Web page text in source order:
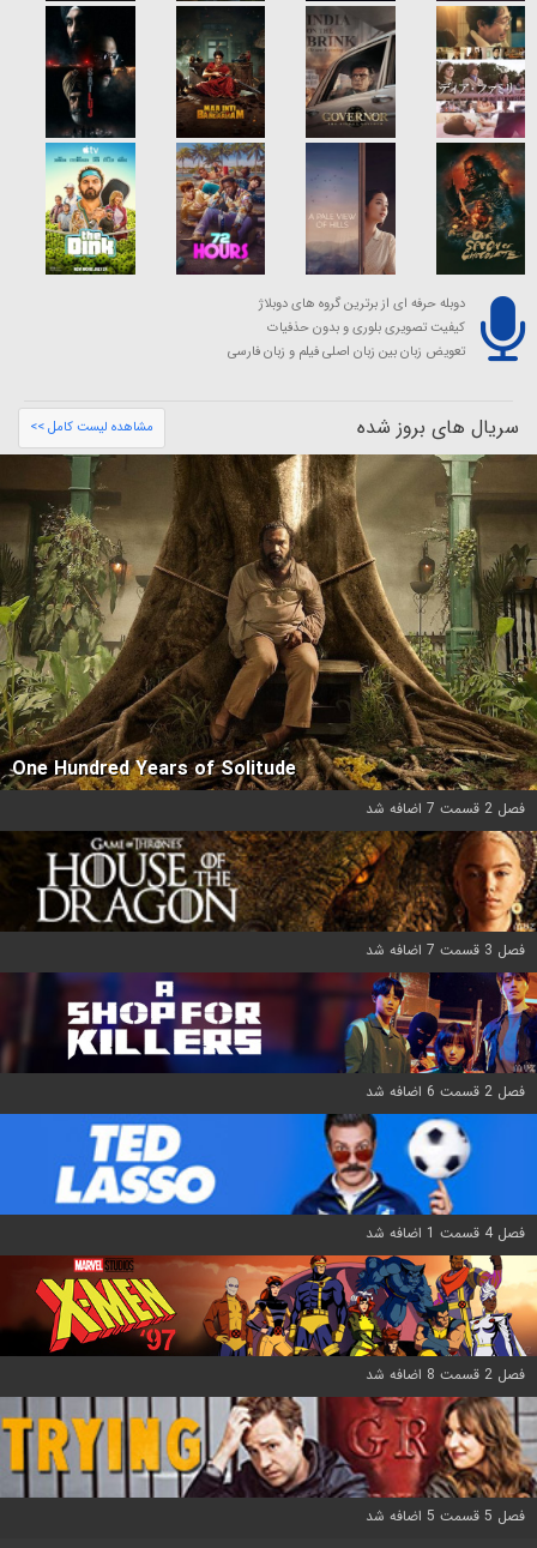
دوبله حرفه ای از برترین گروه های دوبلاژ
کیفیت تصویری بلوری و بدون حذفیات
تعویض زبان بین زبان اصلی فیلم و زبان فارسی
سریال های بروز شده مشاهده لیست کامل >>
One Hundred Years of Solitude
فصل 2 قسمت 7 اضافه شد
فصل 3 قسمت 7 اضافه شد
فصل 2 قسمت 6 اضافه شد
فصل 4 قسمت 1 اضافه شد
فصل 2 قسمت 8 اضافه شد
فصل 5 قسمت 5 اضافه شد